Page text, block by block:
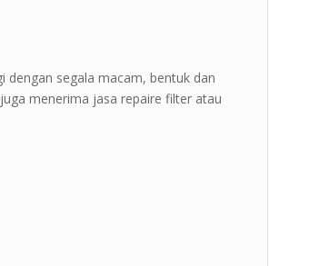
dengan segala macam, bentuk dan
menerima jasa repaire filter atau